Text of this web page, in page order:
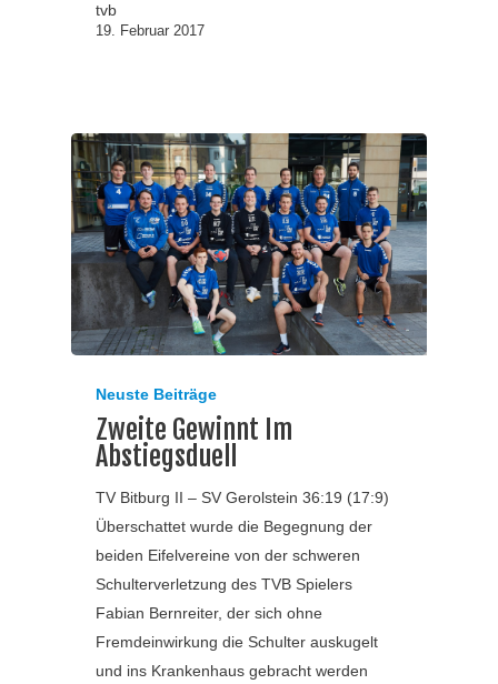
tvb
19. Februar 2017
Neuste Beiträge
Zweite Gewinnt Im
Abstiegsduell
TV Bitburg II – SV Gerolstein 36:19 (17:9)
Überschattet wurde die Begegnung der
beiden Eifelvereine von der schweren
Schulterverletzung des TVB Spielers
Fabian Bernreiter, der sich ohne
Fremdeinwirkung die Schulter auskugelt
und ins Krankenhaus gebracht werden